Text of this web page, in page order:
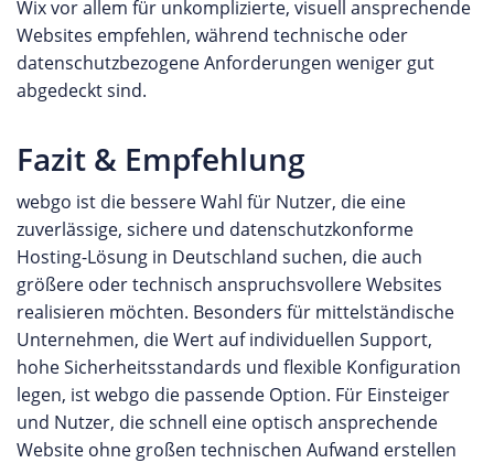
Wix vor allem für unkomplizierte, visuell ansprechende
Websites empfehlen, während technische oder
datenschutzbezogene Anforderungen weniger gut
abgedeckt sind.
Fazit & Empfehlung
webgo ist die bessere Wahl für Nutzer, die eine
zuverlässige, sichere und datenschutzkonforme
Hosting-Lösung in Deutschland suchen, die auch
größere oder technisch anspruchsvollere Websites
realisieren möchten. Besonders für mittelständische
Unternehmen, die Wert auf individuellen Support,
hohe Sicherheitsstandards und flexible Konfiguration
legen, ist webgo die passende Option. Für Einsteiger
und Nutzer, die schnell eine optisch ansprechende
Website ohne großen technischen Aufwand erstellen